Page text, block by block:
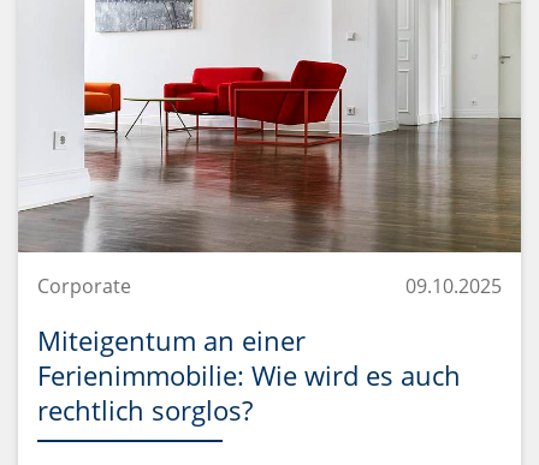
Corporate 09.10.2025
Miteigentum an einer
Ferienimmobilie: Wie wird es auch
rechtlich sorglos?